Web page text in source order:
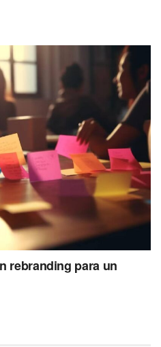
rebranding para un